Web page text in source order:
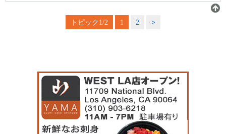
トピック1/2 1 2 >